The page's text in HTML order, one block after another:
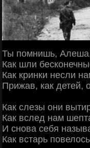
Ты помнишь,
Как шли
Как кринки несли
Прижав, как детей,
Как слезы они
Как вслед нам
И снова себя
Как встарь